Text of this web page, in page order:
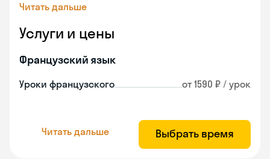
Читать дальше
Услуги и цены
Французский язык
Уроки французского от 1590 ₽ / урок
Читать дальше Выбрать время